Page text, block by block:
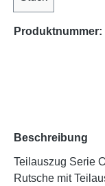
Produktnummer:
Beschreibung
Teilauszug Serie
Rutsche mit